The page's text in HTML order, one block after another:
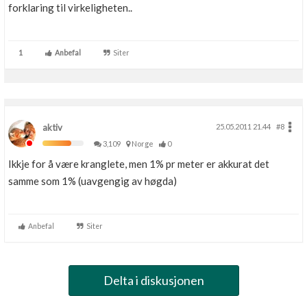
forklaring til virkeligheten..
1 Anbefal Siter
aktiv 25.05.2011 21.44
#8
3,109
Norge 0
Ikkje for å være kranglete, men 1% pr meter er akkurat det
samme som 1% (uavgengig av høgda)
Anbefal Siter
Delta i diskusjonen